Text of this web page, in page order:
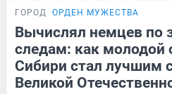
ГОРОД ОРДЕН МУЖЕСТВА
Вычислял немцев по
следам: как молодой
Сибири стал лучшим
Великой